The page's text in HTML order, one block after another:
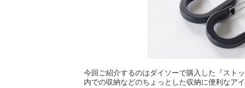
今回ご紹介するのはダイソーで購入した『スト
内での収納などのちょっとした収納に便利なア